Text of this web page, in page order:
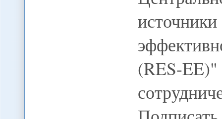
(RES-